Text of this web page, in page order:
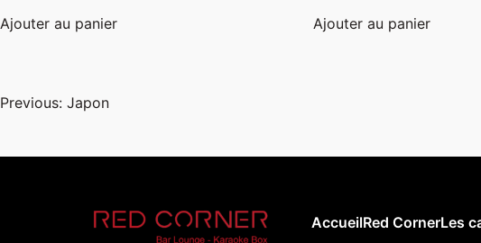
Ajouter au panier Ajouter au panier
Navigation
Previous: Japon
AccueilRed CornerLes